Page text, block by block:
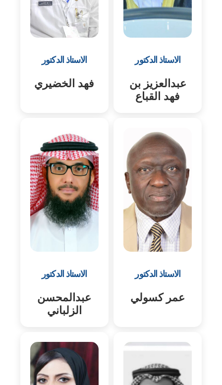
الاستاذ الدكتور
عبدالعزيز بن
فهد القباع
الاستاذ الدكتور
فهد الخضيري
الاستاذ الدكتور
عمر كسولي
الاستاذ الدكتور
عبدالمحسن
الزلباني